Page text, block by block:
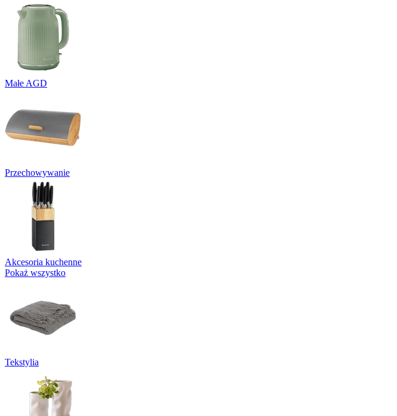
Małe AGD
Przechowywanie
Akcesoria kuchenne
Pokaż wszystko
Tekstylia